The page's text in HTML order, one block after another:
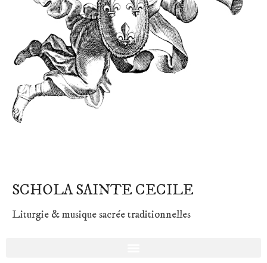
SCHOLA SAINTE CECILE
Liturgie & musique sacrée traditionnelles